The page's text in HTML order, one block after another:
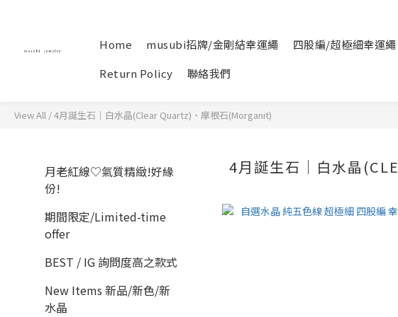
Home musubi招牌/金剛結幸運繩 四股編/超極細幸運繩
Return Policy
聯絡我們
View All /4月誕生石｜白水晶(Clear Quartz)、摩根石(Morganit)
月老紅線♡氣質精緻!好緣
份!
期間限定/Limited-time
offer
BEST / IG 詢問度高之款式
New Items 新品/新色/新
水晶
4月誕生石｜白水晶